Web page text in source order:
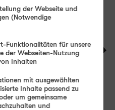
der Webseite und
(Notwendige
Funktionalitäten für unsere
der Webseiten-Nutzung
Inhalten
mit ausgewählten
Inhalte passend zu
um gemeinsame
und